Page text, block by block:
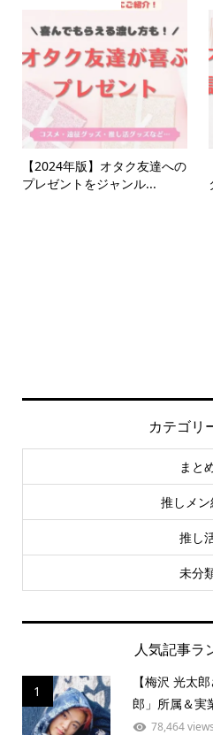
【2024年版】オタク友達への
プレゼントをジャンル...
カテゴリ
まと
推しメ
推し
未分
人気記事ラ
1
【梅沢 光太
郎」所属＆実
78,464 views